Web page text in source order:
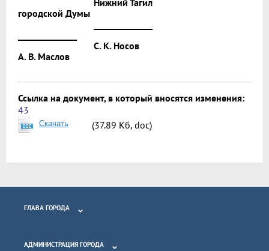
городской Думы
А. В. Маслов
Нижний Тагил
С. К. Носов
Ссылка на документ, в который вносятся изменения:
43
Скачать (37.89 Кб, doc)
ГЛАВА ГОРОДА
АДМИНИСТРАЦИЯ ГОРОДА